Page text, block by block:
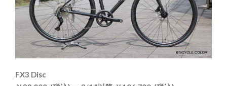
FX3 Disc